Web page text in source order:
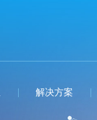
解决方案